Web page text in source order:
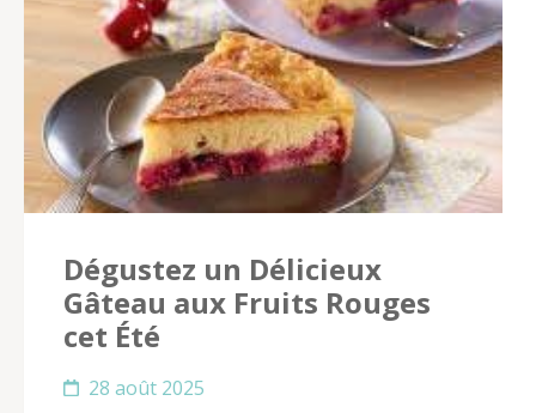
Dégustez un Délicieux
Gâteau aux Fruits Rouges
cet Été
28 août 2025